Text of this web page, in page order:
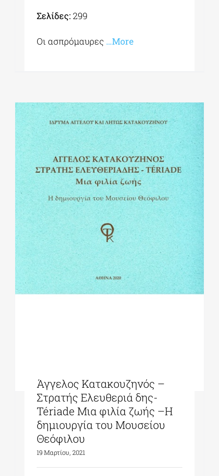
Σελίδες:299
Οι ασπρόμαυρες …More
Άγγελος Κατακουζηνός –
Στρατής Ελευθεριά δης-
Tériade Μια φιλία ζωής –Η
δημιουργία του Μουσείου
Θεόφιλου
19 Μαρτίου, 2021